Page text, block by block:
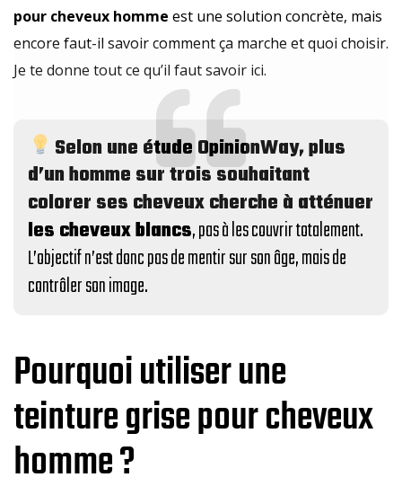
pour cheveux homme est une solution concrète, mais
encore faut-il savoir comment ça marche et quoi choisir.
Je te donne tout ce qu’il faut savoir ici.
Selon une étude OpinionWay, plus
d’un homme sur trois souhaitant
colorer ses cheveux cherche à atténuer
les cheveux blancs, pas à les couvrir totalement.
L’objectif n’est donc pas de mentir sur son âge, mais de
contrôler son image.
Pourquoi utiliser une
teinture grise pour cheveux
homme ?